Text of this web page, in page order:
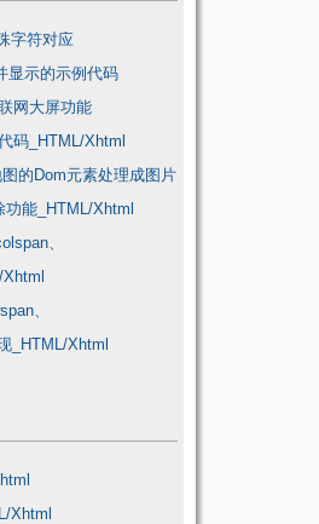
字符对应
显示的示例代码
网大屏功能
码_HTML/Xhtml
的Dom元素处理成图片
能_HTML/Xhtml
、
、
_HTML/Xhtml
Xhtml